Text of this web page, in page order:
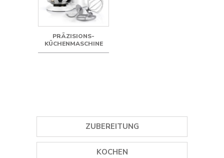
PRÄZISIONS-
KÜCHENMASCHINE
ZUBEREITUNG
KOCHEN